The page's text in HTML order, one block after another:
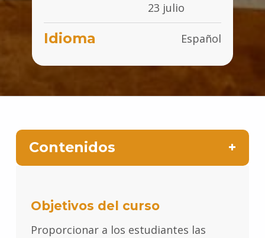
23 julio
Idioma Español
Contenidos
Objetivos del curso
Proporcionar a los estudiantes las